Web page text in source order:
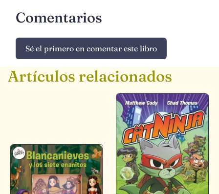
Comentarios
Sé el primero en comentar este libro
Artículos relacionados